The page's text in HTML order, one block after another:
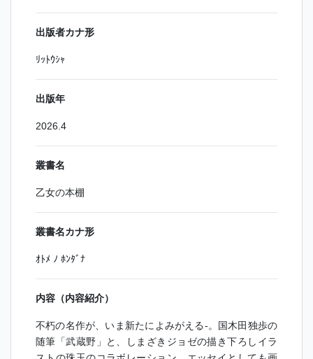
出版者カナ形
ﾘｯﾄｳｼｬ
出版年
2026.4
叢書名
乙女の本棚
叢書名カナ形
ｵﾄﾒ ﾉ ﾎﾝﾀﾞﾅ
内容（内容紹介）
不朽の名作が、いま新たによみがえる-。国木田独歩の
随筆「武蔵野」と、しまざきジョゼの描き下ろしイラ